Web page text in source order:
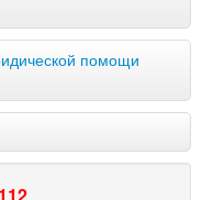
помощи